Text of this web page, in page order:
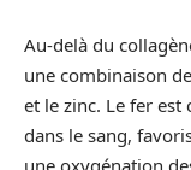
Au-delà du
une combinaison
et le zinc. Le fer est
dans le sang,
une oxygénation